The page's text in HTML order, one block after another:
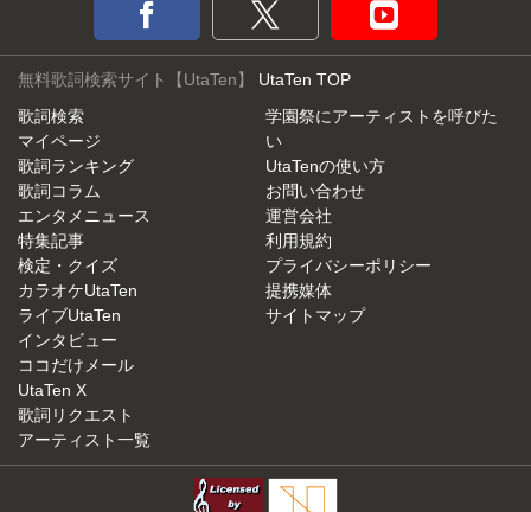
無料歌詞検索サイト【UtaTen】 UtaTen TOP
歌詞検索
マイページ
歌詞ランキング
歌詞コラム
エンタメニュース
特集記事
検定・クイズ
カラオケUtaTen
ライブUtaTen
インタビュー
ココだけメール
UtaTen X
歌詞リクエスト
アーティスト一覧
学園祭にアーティストを呼びた
い
UtaTenの使い方
お問い合わせ
運営会社
利用規約
プライバシーポリシー
提携媒体
サイトマップ